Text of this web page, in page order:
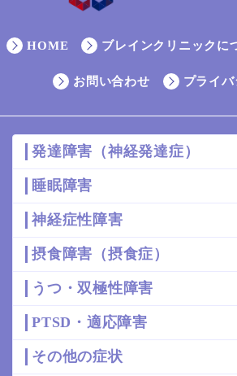
2 読み取りカメラが起動しますので
加（QRコードを表示）」
コードを読み込み、画面の指示に
友だち追加(QRコード
ブレインクリニック公
@938enajb
HOME ブレインクリニックに
お問い合わせ プライ
発達障害（神経発達症）
睡眠障害
神経症性障害
摂食障害（摂食症）
うつ・双極性障害
PTSD・適応障害
その他の症状